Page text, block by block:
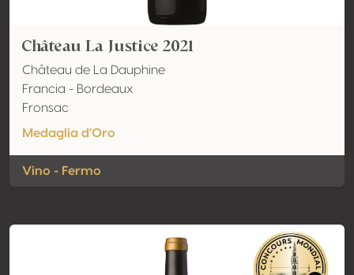
Château La Justice 2021
Château de La Dauphine
Francia - Bordeaux
Fronsac
Medaglia d'Oro
Vino - Fermo